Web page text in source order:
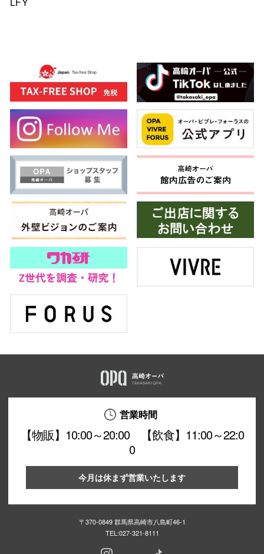
営業時間
【物販】10:00～20:00 【飲食】11:00～22:0
0
今月は休まず営業いたします
〒370-0849 群馬県高崎市八島町46-1
TEL:027-321-8111